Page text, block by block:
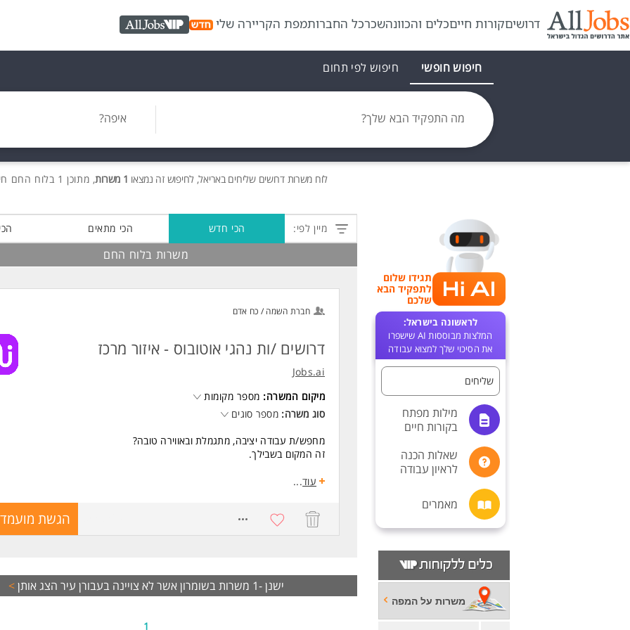
דרושיםקורות חייםכלים והכוונהשכרכל החברותמפת הקריירה שלי AllJobs VIP
חיפוש חופשי חיפוש לפי תחום
מה התפקיד הבא שלך? איפה?
לוח משרותדרושים שליחים באריאל, לחיפוש זה נמצאו 1 משרות , מתוכן 1 בלוח החם חינם!
תגידו שלום
לתפקיד הבא
שלכם
לראשונה בישראל:
המלצות מבוססות AI שישפרו
את הסיכוי שלך למצוא עבודה
שליחים
מילות מפתח
בקורות חיים
שאלות הכנה
לראיון עבודה
מאמרים
משרות על המפה
מיין לפי: הכי חדש הכי מתאים
משרות בלוח החם
חברת השמה / כח אדם
דרושים /ות נהגי אוטובוס - איזור מרכז
Jobs.ai
מיקום המשרה: מספר מקומות
סוג משרה: מספר סוגים
מחפש/ת עבודה יציבה, מתגמלת ובאווירה טובה?
זה המקום בשבילך.
מה אנחנו מציעים:
- קרן השתלמות מהיום הראשון
- סיבוס 20 ש"ח ליום (מתחדש)
- מענק רבעוני למצטיינים
- ערבי גיבוש ואווירה משפחתית
- עבודה מגוונת: הסעות תלמידים, עובדים, ויזות, טיולים
עוד...
הגשת
ישנן -1 משרות בשומרון אשר לא צויינה בעבורן עיר הצג אותן>
1